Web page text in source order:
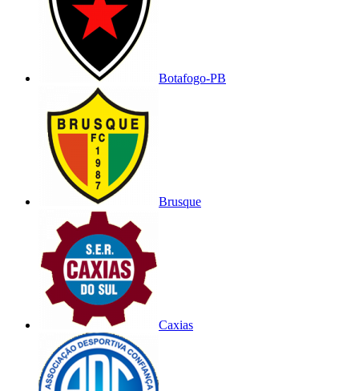
Botafogo-PB
Brusque
Caxias